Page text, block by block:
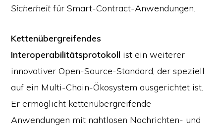
Sicherheit für Smart-Contract-Anwendungen.
Kettenübergreifendes
Interoperabilitätsprotokoll ist ein weiterer
innovativer Open-Source-Standard, der speziell
auf ein Multi-Chain-Ökosystem ausgerichtet ist.
Er ermöglicht kettenübergreifende
Anwendungen mit nahtlosen Nachrichten- und